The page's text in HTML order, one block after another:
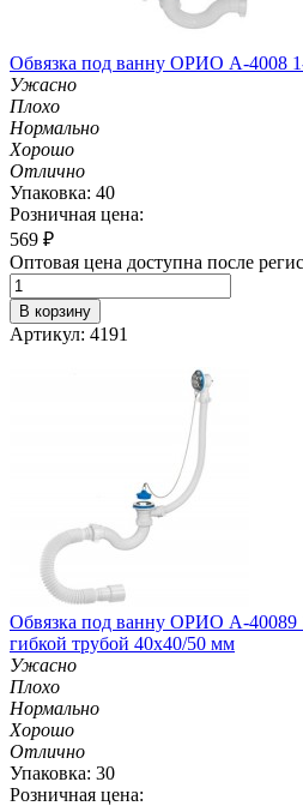
Обвязка под ванну ОРИО А-4008
Ужасно
Плохо
Нормально
Хорошо
Отлично
Упаковка: 40
Розничная цена:
569 ₽
Оптовая цена доступна после
В корзину
Артикул: 4191
Обвязка под ванну ОРИО А-40089
гибкой трубой 40х40/50 мм
Ужасно
Плохо
Нормально
Хорошо
Отлично
Упаковка: 30
Розничная цена: